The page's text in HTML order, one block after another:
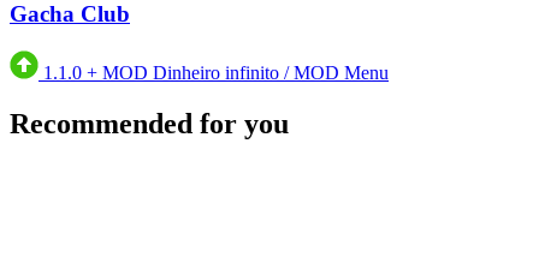
Gacha Club
1.1.0 + MOD Dinheiro infinito / MOD Menu
Recommended for you